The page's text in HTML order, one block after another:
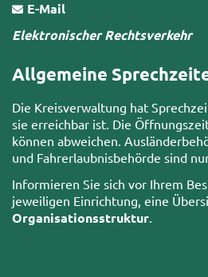
E-Mail
Elektronischer Rechtsverkehr
Allgemeine
Die Kreisverwaltung hat
sie erreichbar ist. Die
können abweichen.
und Fahrerlaubnisbehörde sind
Informieren Sie sich vor Ihrem
jeweiligen Einrichtung, eine
Organisationsstruktur